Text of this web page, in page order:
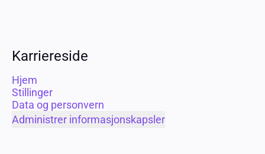
Karriereside
Hjem
Stillinger
Data og personvern
Administrer informasjonskapsler